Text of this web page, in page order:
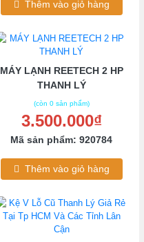
Thêm vào giỏ hàng
MÁY LẠNH REETECH 2 HP
THANH LÝ
(còn 0 sản phẩm)
3.500.000₫
Mã sản phẩm: 920784
Thêm vào giỏ hàng